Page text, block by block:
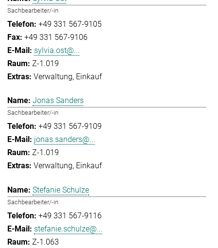
Sachbearbeiter/-in
+49 331 567-9105
+49 331 567-9106
sylvia.ost@...
Z-1.019
Verwaltung Einkauf
Jonas Sanders
Sachbearbeiter/-in
+49 331 567-9109
jonas.sanders@...
Z-1.019
Verwaltung Einkauf
Stefanie Schulze
Sachbearbeiter/-in
+49 331 567-9116
stefanie.schulze@...
Z-1.063